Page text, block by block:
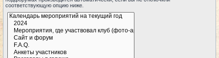
соответствующую опцию ниже.